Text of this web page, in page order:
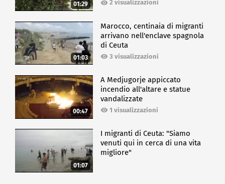
01:29 2 visualizzazioni
01:03
Marocco, centinaia di migranti
arrivano nell'enclave spagnola
di Ceuta
3 visualizzazioni
00:47
A Medjugorje appiccato
incendio all'altare e statue
vandalizzate
1 visualizzazioni
01:07
I migranti di Ceuta: "Siamo
venuti qui in cerca di una vita
migliore"